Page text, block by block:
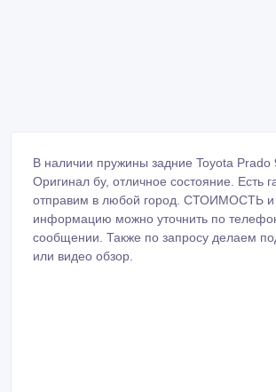
В наличии пружины задние Toyota Prado
Оригинал бу, отличное состояние. Есть
отправим в любой город. СТОИМОСТЬ и
информацию можно уточнить по
сообщении. Также по запросу делаем
или видео обзор.